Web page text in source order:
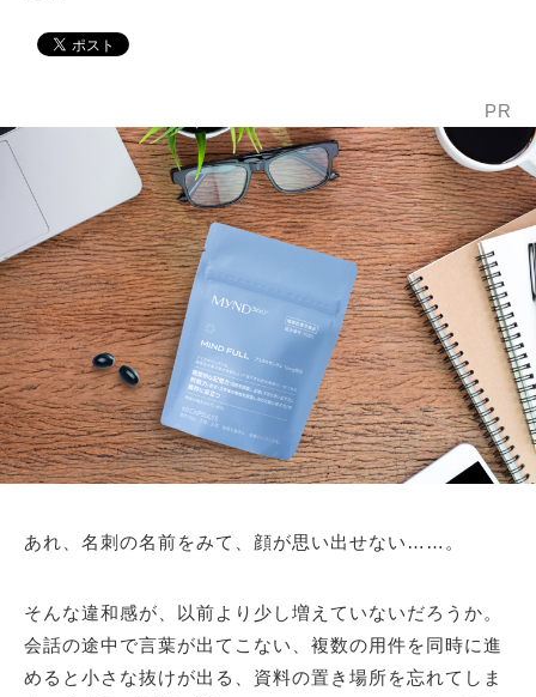
PR
あれ、名刺の名前をみて、顔が思い出せない……。
そんな違和感が、以前より少し増えていないだろうか。
会話の途中で言葉が出てこない、複数の用件を同時に進
めると小さな抜けが出る、資料の置き場所を忘れてしま